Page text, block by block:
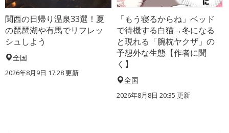
関西の日帰り温泉33選！夏
の琵琶湖や有馬でリフレッ
シュしよう
全国
2026年8月9日 17:28更新
「もう寝るからね」ベッド
で待機する白猫→冬になる
と現れる「腕枕ヤクザ」の
予想外な生態【作者に聞
く】
全国
2026年8月8日 20:35 更新